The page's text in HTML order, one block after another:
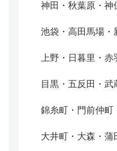
神田・秋葉原・神
池袋・高田馬場・
上野・日暮里・赤
目黒・五反田・武
錦糸町・門前仲町
大井町・大森・蒲